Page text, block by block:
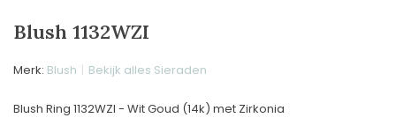
Blush 1132WZI
Merk: Blush Bekijk alles Sieraden
Blush Ring 1132WZI - Wit Goud (14k) met Zirkonia